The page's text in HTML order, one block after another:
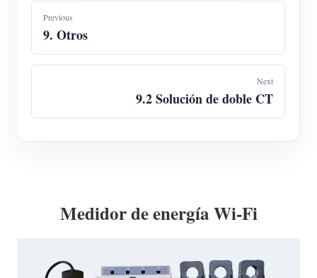
Previous
9. Otros
Next
9.2 Solución de doble CT
Medidor de energía Wi-Fi